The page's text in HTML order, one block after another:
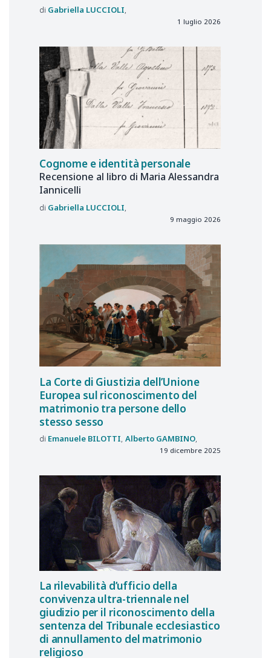
Gabriella LUCCIOLI
1 luglio 2026
Cognome e identità personale
Recensione al libro di Maria Alessandra
Iannicelli
Gabriella LUCCIOLI
9 maggio 2026
La Corte di Giustizia dell’Unione
Europea sul riconoscimento del
matrimonio tra persone dello
stesso sesso
Emanuele BILOTTI Alberto GAMBINO
19 dicembre 2025
La rilevabilità d’ufficio della
convivenza ultra-triennale nel
giudizio per il riconoscimento della
sentenza del Tribunale ecclesiastico
di annullamento del matrimonio
religioso